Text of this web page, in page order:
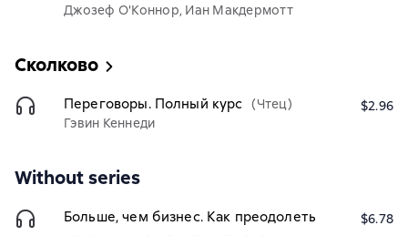
Джозеф О'Коннор, Иан Макдермотт
Сколково
Переговоры. Полный курс (Чтец)
Гэвин Кеннеди
$2.96
Without series
Больше, чем бизнес. Как преодолеть
$6.78